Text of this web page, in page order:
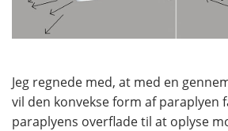
Jeg regnede med, at med en
vil den konvekse form af paraplyen
paraplyens overflade til at oplyse